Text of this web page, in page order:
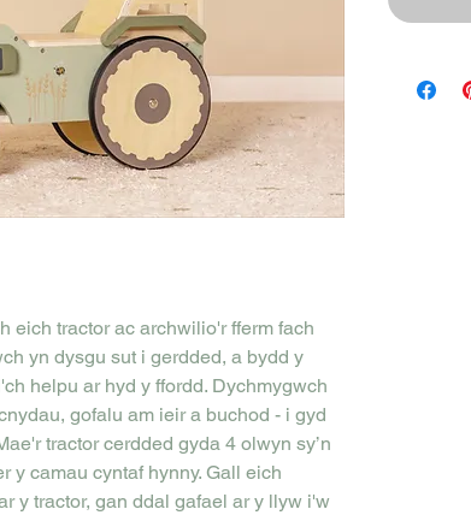
eich tractor ac archwilio'r fferm fach
yn dysgu sut i gerdded, a bydd y
helpu ar hyd y ffordd. Dychmygwch
gofalu am ieir a buchod - i gyd
tractor cerdded gyda 4 olwyn sy’n
y camau cyntaf hynny. Gall eich
y tractor, gan ddal gafael ar y llyw i'w